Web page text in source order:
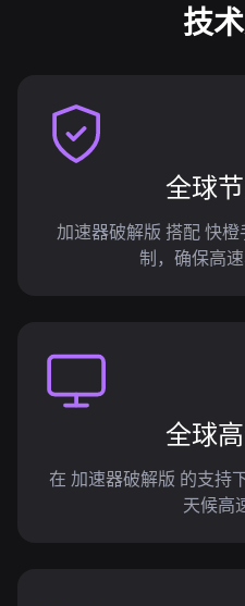
技
全球
加速器破解版 搭配 快
制，确保高速
全球
在 加速器破解版 的支持
天候高